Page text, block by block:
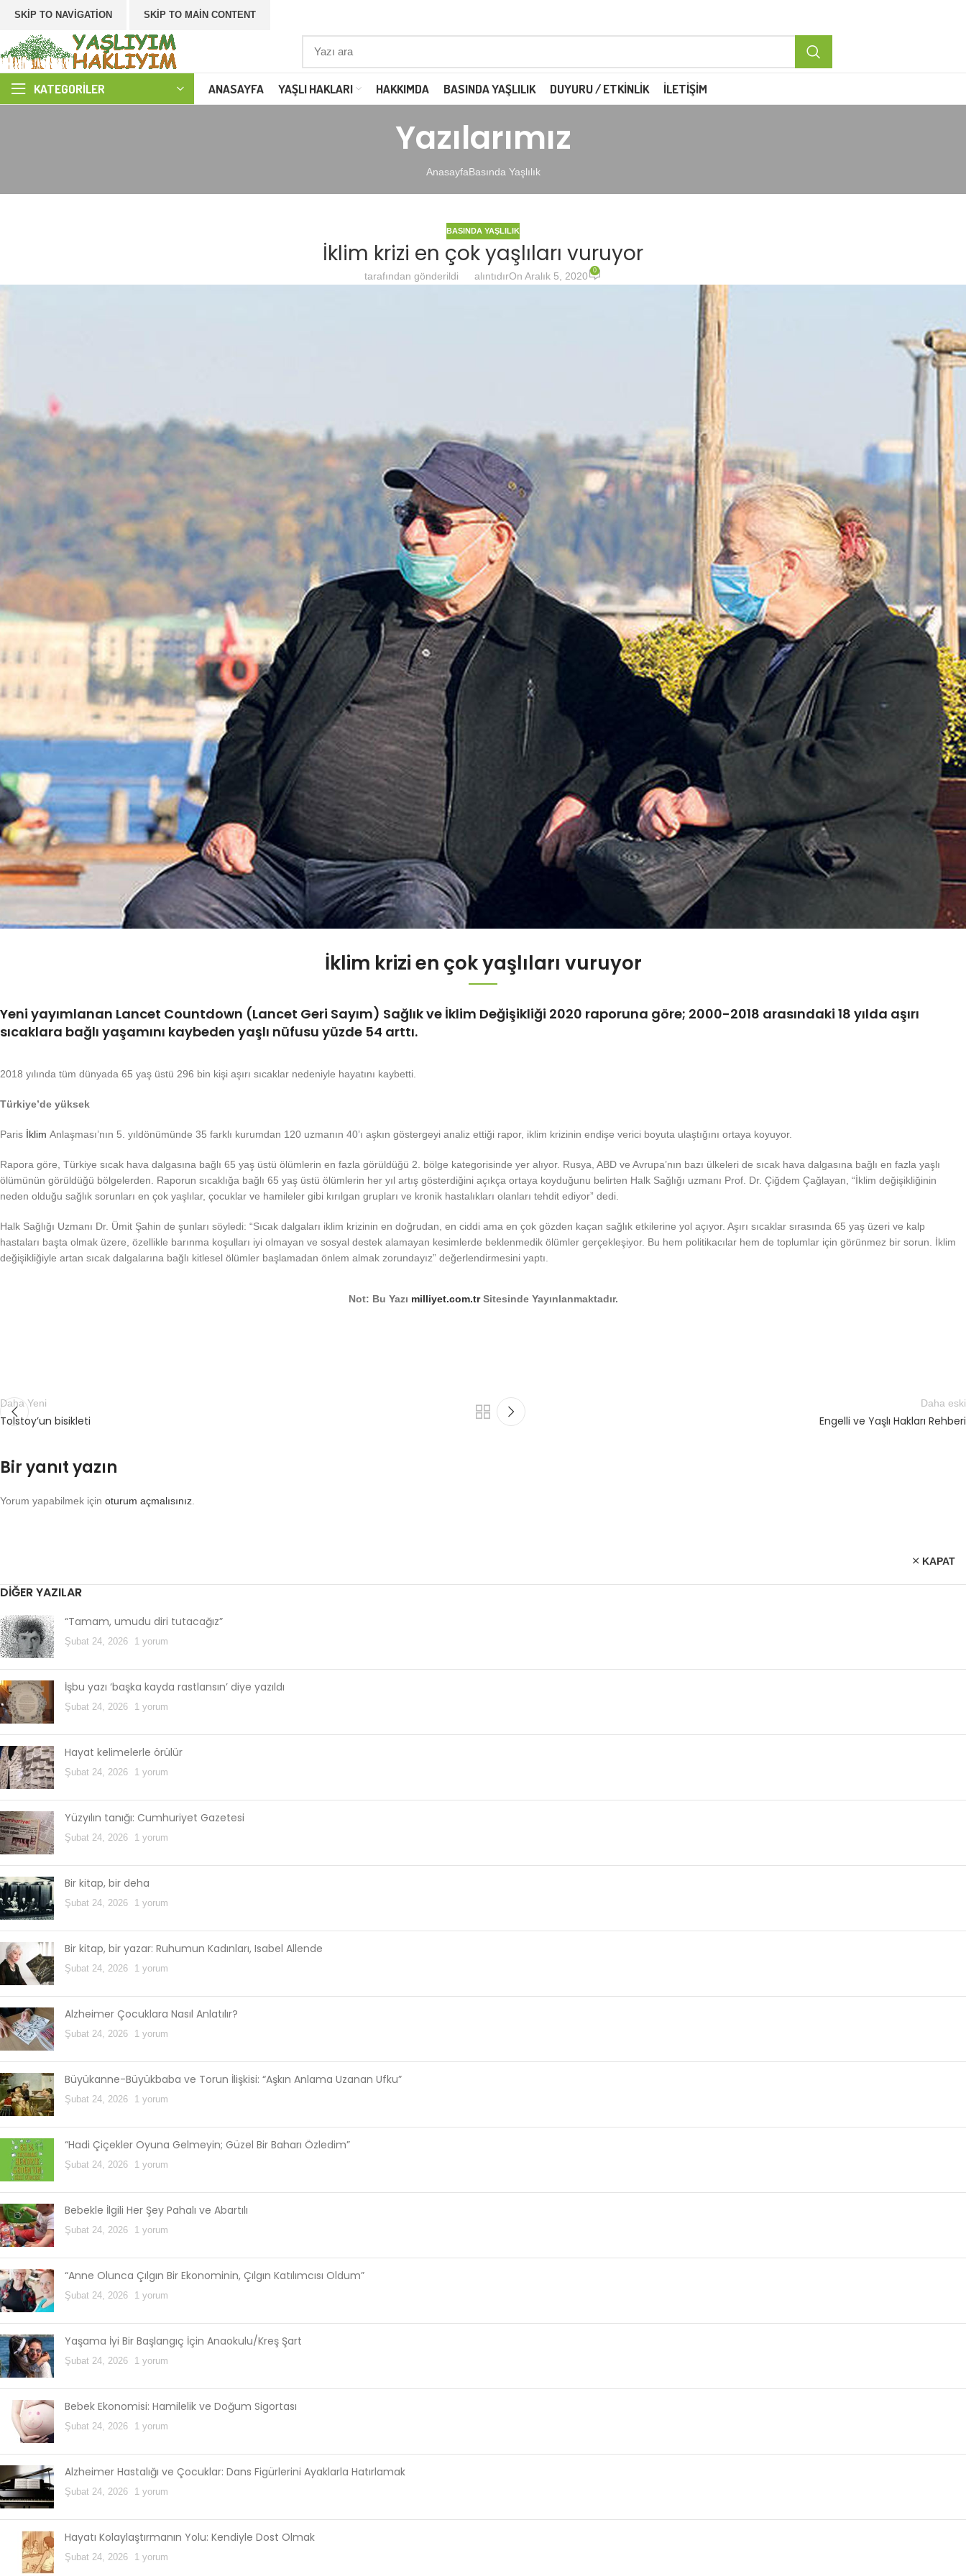
SKIP TO NAVIGATION SKIP TO MAIN CONTENT
KATEGORILER ANASAYFA YAŞLI HAKLARI HAKKIMDA BASINDA YAŞLILIK DUYURU / ETKINLIK İLETIŞIM
Yazılarımız
AnasayfaBasında Yaşlılık
BASINDA YAŞLILIK
İklim krizi en çok yaşlıları vuruyor
tarafından gönderildi alıntıdırOn Aralık 5, 2020 0
İklim krizi en çok yaşlıları vuruyor
Yeni yayımlanan Lancet Countdown (Lancet Geri Sayım) Sağlık ve İklim Değişikliği 2020 raporuna göre; 2000-2018 arasındaki 18 yılda aşırı
sıcaklara bağlı yaşamını kaybeden yaşlı nüfusu yüzde 54 arttı.
2018 yılında tüm dünyada 65 yaş üstü 296 bin kişi aşırı sıcaklar nedeniyle hayatını kaybetti.
Türkiye’de yüksek
Paris İklim Anlaşması’nın 5. yıldönümünde 35 farklı kurumdan 120 uzmanın 40’ı aşkın göstergeyi analiz ettiği rapor, iklim krizinin endişe verici boyuta ulaştığını ortaya koyuyor.
Rapora göre, Türkiye sıcak hava dalgasına bağlı 65 yaş üstü ölümlerin en fazla görüldüğü 2. bölge kategorisinde yer alıyor. Rusya, ABD ve Avrupa’nın bazı ülkeleri de sıcak hava dalgasına bağlı en fazla yaşlı
ölümünün görüldüğü bölgelerden. Raporun sıcaklığa bağlı 65 yaş üstü ölümlerin her yıl artış gösterdiğini açıkça ortaya koyduğunu belirten Halk Sağlığı uzmanı Prof. Dr. Çiğdem Çağlayan, “İklim değişikliğinin
neden olduğu sağlık sorunları en çok yaşlılar, çocuklar ve hamileler gibi kırılgan grupları ve kronik hastalıkları olanları tehdit ediyor” dedi.
Halk Sağlığı Uzmanı Dr. Ümit Şahin de şunları söyledi: “Sıcak dalgaları iklim krizinin en doğrudan, en ciddi ama en çok gözden kaçan sağlık etkilerine yol açıyor. Aşırı sıcaklar sırasında 65 yaş üzeri ve kalp
hastaları başta olmak üzere, özellikle barınma koşulları iyi olmayan ve sosyal destek alamayan kesimlerde beklenmedik ölümler gerçekleşiyor. Bu hem politikacılar hem de toplumlar için görünmez bir sorun. İklim
değişikliğiyle artan sıcak dalgalarına bağlı kitlesel ölümler başlamadan önlem almak zorundayız” değerlendirmesini yaptı.
Not: Bu Yazı milliyet.com.trSitesinde Yayınlanmaktadır.
Daha Yeni
Tolstoy’un bisikleti
Daha eski
Engelli ve Yaşlı Hakları Rehberi
Bir yanıt yazın
Yorum yapabilmek için oturum açmalısınız
KAPAT
DIĞER YAZILAR
“Tamam, umudu diri tutacağız”
Şubat 24, 2026 1 yorum
İşbu yazı ‘başka kayda rastlansın’ diye yazıldı
Şubat 24, 2026 1 yorum
Hayat kelimelerle örülür
Şubat 24, 2026 1 yorum
Yüzyılın tanığı: Cumhuriyet Gazetesi
Şubat 24, 2026 1 yorum
Bir kitap, bir deha
Şubat 24, 2026 1 yorum
Bir kitap, bir yazar: Ruhumun Kadınları, Isabel Allende
Şubat 24, 2026 1 yorum
Alzheimer Çocuklara Nasıl Anlatılır?
Şubat 24, 2026 1 yorum
Büyükanne-Büyükbaba ve Torun İlişkisi: “Aşkın Anlama Uzanan Ufku”
Şubat 24, 2026 1 yorum
“Hadi Çiçekler Oyuna Gelmeyin; Güzel Bir Baharı Özledim”
Şubat 24, 2026 1 yorum
Bebekle İlgili Her Şey Pahalı ve Abartılı
Şubat 24, 2026 1 yorum
“Anne Olunca Çılgın Bir Ekonominin, Çılgın Katılımcısı Oldum”
Şubat 24, 2026 1 yorum
Yaşama İyi Bir Başlangıç İçin Anaokulu/Kreş Şart
Şubat 24, 2026 1 yorum
Bebek Ekonomisi: Hamilelik ve Doğum Sigortası
Şubat 24, 2026 1 yorum
Alzheimer Hastalığı ve Çocuklar: Dans Figürlerini Ayaklarla Hatırlamak
Şubat 24, 2026 1 yorum
Hayatı Kolaylaştırmanın Yolu: Kendiyle Dost Olmak
Şubat 24, 2026 1 yorum